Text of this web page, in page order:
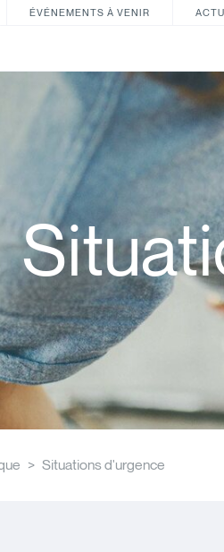
ÉVÉNEMENTS À VENIR
Situations d'urgence